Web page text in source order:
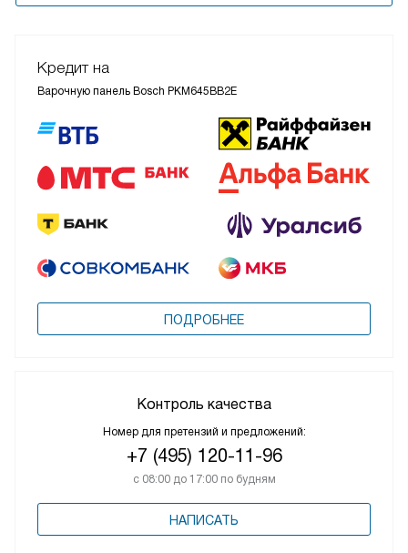
Кредит на
Варочную панель Bosch PKM645BB2E
ПОДРОБНЕЕ
Контроль качества
Номер для претензий и предложений:
+7 (495) 120-11-96
с 08:00 до 17:00 по будням
НАПИСАТЬ